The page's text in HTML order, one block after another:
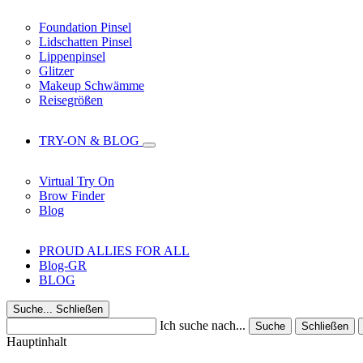
Foundation Pinsel
Lidschatten Pinsel
Lippenpinsel
Glitzer
Makeup Schwämme
Reisegrößen
TRY-ON & BLOG
Virtual Try On
Brow Finder
Blog
PROUD ALLIES FOR ALL
Blog-GR
BLOG
Suche... Schließen
Ich suche nach... Suche Schließen
Hauptinhalt